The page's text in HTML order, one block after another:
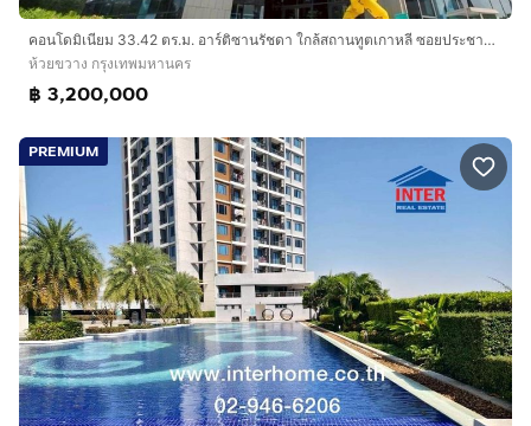
Kids Swimming Pool
Library
Meeting Room
Landscape Garden
Yoga Room
Sauna Room
Kids Room
Playground
VDO Door Phone
เพิ่ม Free Wi – Fi ชั้น 1 – 4
ระบบรักษาความปลอด
ทำเลดีสถานที่สำคัญใกล้เคียง :
สถานทูตเกาหลี 200 ม.
คอนโดมิเนียม 33.42 ตร.ม. อาร์ติซานรัชดา ใกล้สถานทูตเกาหลี ซอยประชาอุทิศ24 ถนนประชาอุทิศ ถนนเทียมร่วมมิตร เขตห้วยขวาง กรุงเทพมหานคร
ห้วยขวาง กรุงเทพมหานคร
฿ 3,200,000
PREMIUM